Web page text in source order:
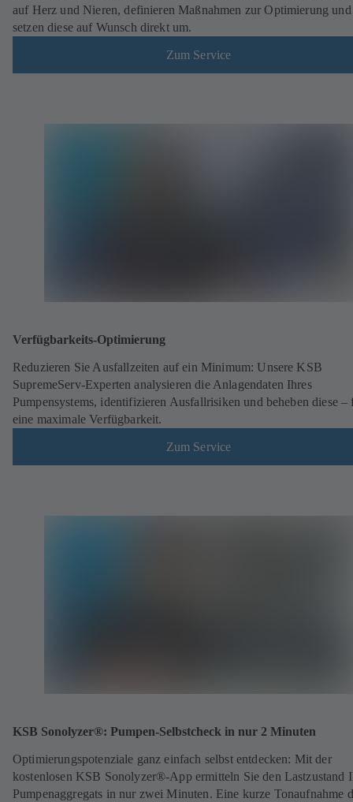
auf Herz und Nieren, definieren Maßnahmen zur Optimierung und
setzen diese auf Wunsch direkt um.
Zum Service
Verfügbarkeits-Optimierung
Reduzieren Sie Ausfallzeiten auf ein Minimum: Unsere KSB
SupremeServ-Experten analysieren die Anlagendaten Ihres
Pumpensystems, identifizieren Ausfallrisiken und beheben diese –
eine maximale Verfügbarkeit.
Zum Service
KSB Sonolyzer®: Pumpen-Selbstcheck in nur 2 Minuten
Optimierungspotenziale ganz einfach selbst entdecken: Mit der
kostenlosen KSB Sonolyzer®-App ermitteln Sie den Lastzustand
Pumpenaggregats in nur zwei Minuten. Eine kurze Tonaufnahme